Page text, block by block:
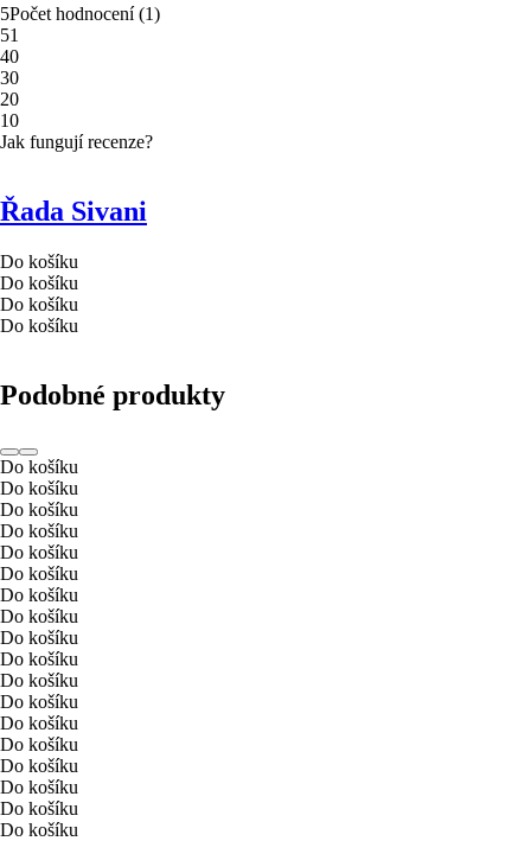
5Počet hodnocení(1)
51
40
30
20
10
Jak fungují recenze?
Řada Sivani
Do košíku
Do košíku
Do košíku
Do košíku
Podobné produkty
Do košíku
Do košíku
Do košíku
Do košíku
Do košíku
Do košíku
Do košíku
Do košíku
Do košíku
Do košíku
Do košíku
Do košíku
Do košíku
Do košíku
Do košíku
Do košíku
Do košíku
Do košíku